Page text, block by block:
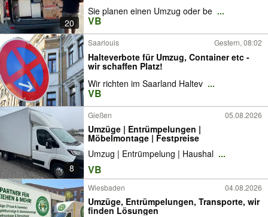
20
Sie planen einen Umzug oder be ...
VB
Saarlouis Gestern, 08:02
Halteverbote für Umzug, Container etc -
wir schaffen Platz!
Wir richten im Saarland Haltev ...
VB
8
Gießen 05.08.2026
Umzüge | Entrümpelungen |
Möbelmontage | Festpreise
Umzug | Entrümpelung | Haushal ...
VB
Wiesbaden 04.08.2026
Umzüge, Entrümpelungen, Transporte, wir
finden Lösungen